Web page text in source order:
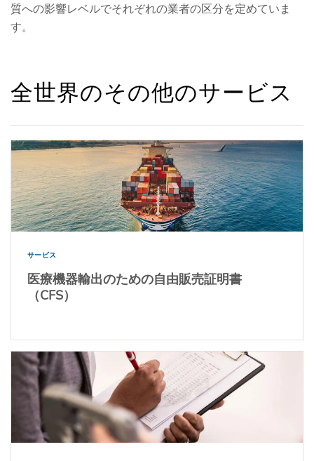
質への影響レベルでそれぞれの業者の区分を定めていま
す。
全世界のその他のサービス
サービス
医療機器輸出のための自由販売証明書
（CFS）